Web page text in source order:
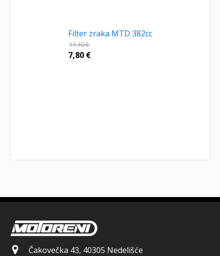
Filter zraka MTD 382cc
11,10€
7,80 €
Čakovečka 43, 40305 Nedelišće